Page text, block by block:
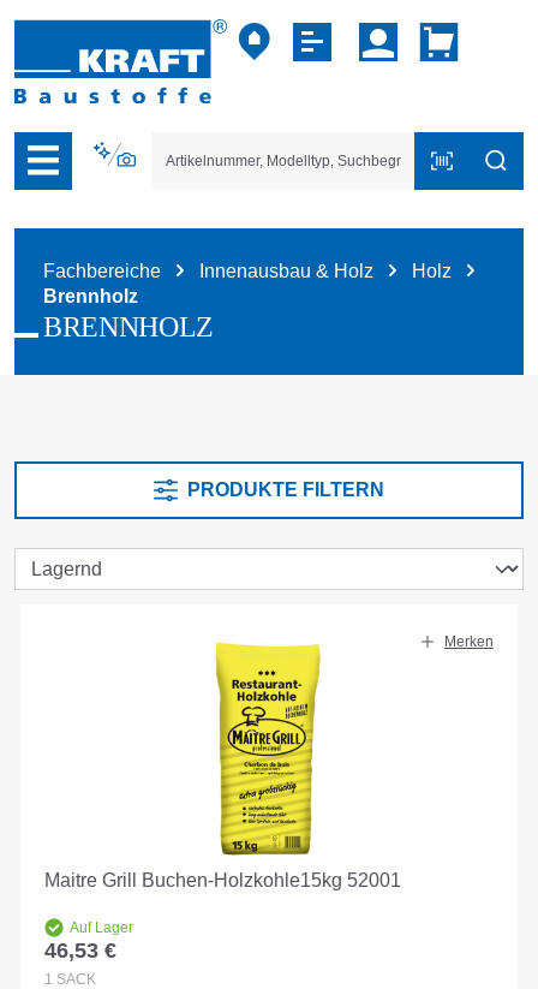
der B2B-Plattform springen
Fachbereiche Innenausbau & Holz
Holz
Brennholz
BRENNHOLZ
PRODUKTE FILTERN
Merken
Maitre Grill Buchen-Holzkohle15kg 52001
Auf Lager
Regulärer Preis:
46,53 €
1 SACK